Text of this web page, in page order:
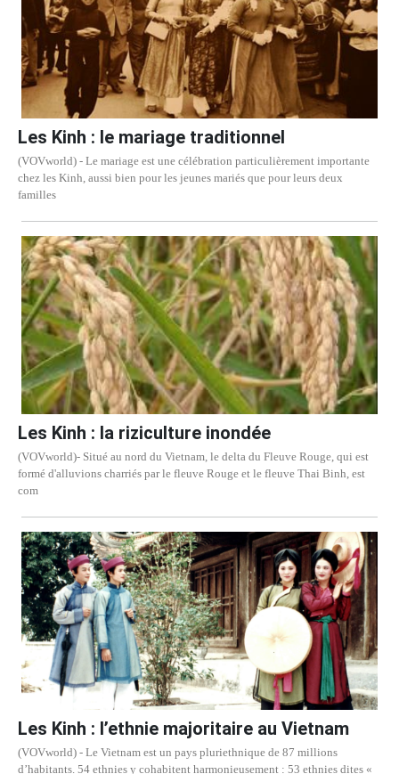
Les Kinh : le mariage traditionnel
(VOVworld) - Le mariage est une célébration particulièrement importante
chez les Kinh, aussi bien pour les jeunes mariés que pour leurs deux
familles
Les Kinh : la riziculture inondée
(VOVworld)- Situé au nord du Vietnam, le delta du Fleuve Rouge, qui est
formé d'alluvions charriés par le fleuve Rouge et le fleuve Thai Binh, est
com
Les Kinh : l’ethnie majoritaire au Vietnam
(VOVworld) - Le Vietnam est un pays pluriethnique de 87 millions
d’habitants. 54 ethnies y cohabitent harmonieusement : 53 ethnies dites «